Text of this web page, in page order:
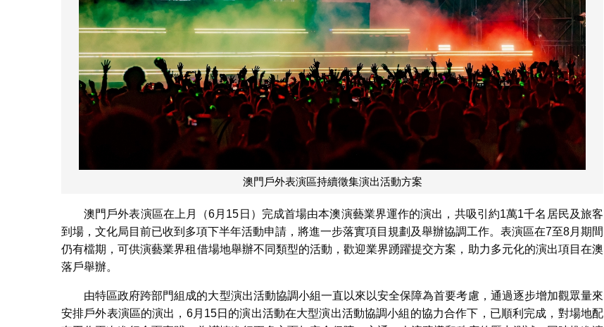
澳門戶外表演區持續徵集演出活動方案
澳門戶外表演區在上月（6月15日）完成首場由本澳演藝業界運作的演出，共吸引約1萬1千名居民及旅客
到場，文化局目前已收到多項下半年活動申請，將進一步落實項目規劃及舉辦協調工作。表演區在7至8月期間
仍有檔期，可供演藝業界租借場地舉辦不同類型的活動，歡迎業界踴躍提交方案，助力多元化的演出項目在澳
落戶舉辦。
由特區政府跨部門組成的大型演出活動協調小組一直以來以安全保障為首要考慮，通過逐步增加觀眾量來
安排戶外表演區的演出，6月15日的演出活動在大型演出活動協調小組的協力合作下，已順利完成，對場地配